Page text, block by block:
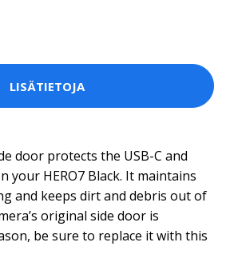
LISÄTIETOJA
door protects the USB-C and
your HERO7 Black. It maintains
and keeps dirt and debris out of
original side door is
be sure to replace it with this